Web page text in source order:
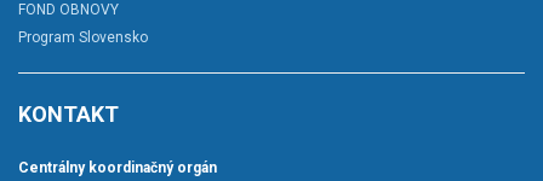
FOND OBNOVY
Program Slovensko
KONTAKT
Centrálny koordinačný orgán